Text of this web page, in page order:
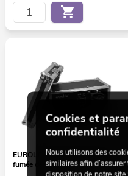
EUROLITE NH-20 machine à
fumée de tournée
Cookies et
confidentialité
Nous utilisons des
similaires afin